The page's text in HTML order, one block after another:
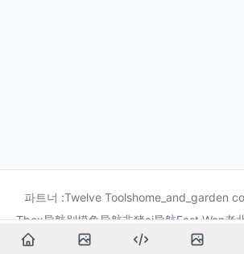
파트너 :Twelve Toolshome_and_garden
Tbox导航别摸鱼导航非猪ai导航Fast Wan老
龙喵导航